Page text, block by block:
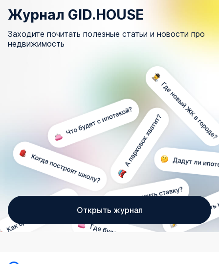
Журнал GID.HOUSE
Заходите почитать полезные статьи и новости про
недвижимость
Открыть журнал